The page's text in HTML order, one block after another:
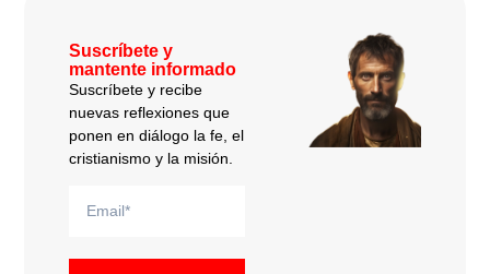
Suscríbete y
mantente informado
Suscríbete y recibe
nuevas reflexiones que
ponen en diálogo la fe, el
cristianismo y la misión.